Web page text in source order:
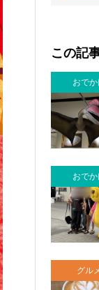
この記
おで
おで
グル